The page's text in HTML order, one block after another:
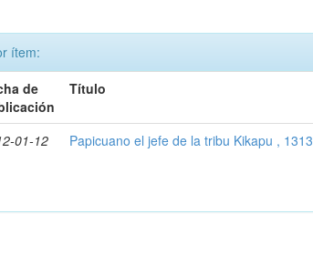
ítem:
de
Título
01-12 Papicuano el jefe de la tribu Kikapu , 1313